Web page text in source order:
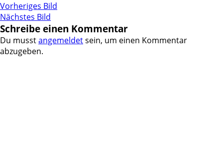
Vorheriges Bild
Nächstes Bild
Schreibe einen Kommentar
Du musstangemeldetsein, um einen Kommentar
abzugeben.